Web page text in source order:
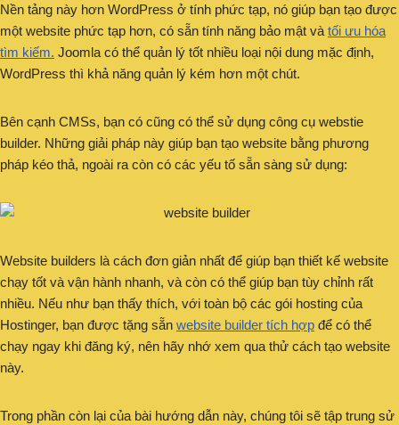
Nền tảng này hơn WordPress ở tính phức tạp, nó giúp bạn tạo được
một website phức tạp hơn, có sẵn tính năng bảo mật và tối ưu hóa
tìm kiếm. Joomla có thể quản lý tốt nhiều loại nội dung mặc định,
WordPress thì khả năng quản lý kém hơn một chút.
Bên cạnh CMSs, bạn có cũng có thể sử dụng công cụ webstie
builder. Những giải pháp này giúp bạn tạo website bằng phương
pháp kéo thả, ngoài ra còn có các yếu tố sẵn sàng sử dụng:
Website builders là cách đơn giản nhất để giúp bạn thiết kế website
chạy tốt và vận hành nhanh, và còn có thể giúp bạn tùy chỉnh rất
nhiều. Nếu như bạn thấy thích, với toàn bộ các gói hosting của
Hostinger, bạn được tặng sẵn website builder tích hợp để có thể
chạy ngay khi đăng ký, nên hãy nhớ xem qua thử cách tạo website
này.
Trong phần còn lại của bài hướng dẫn này, chúng tôi sẽ tập trung sử